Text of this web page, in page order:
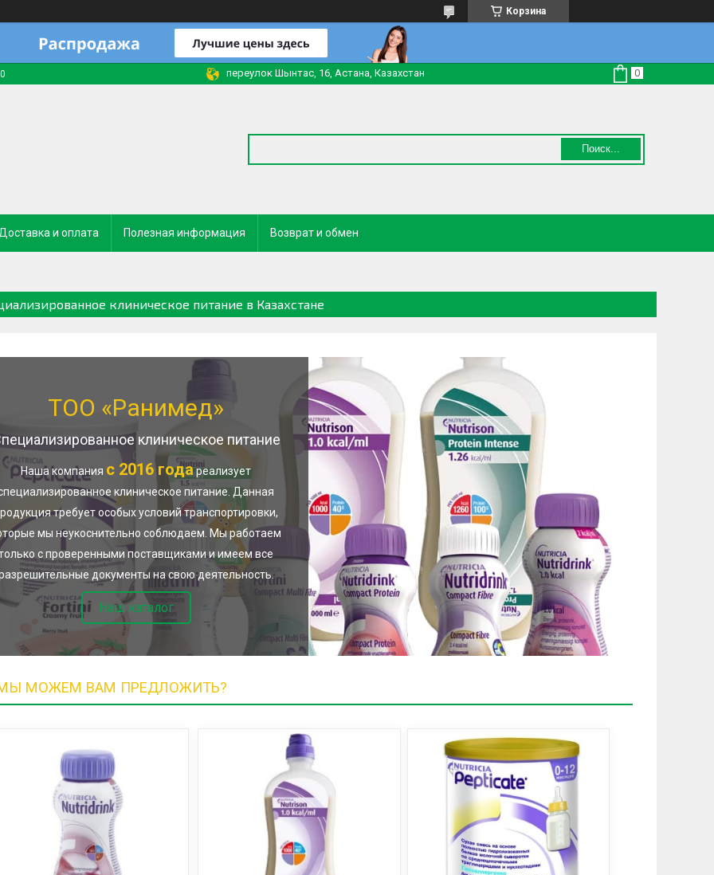
Корзина
переулок Шынтас, 16, Астана, Казахстан
Поиск...
Доставка и оплата Полезная информация Возврат и обмен
клиническое питание в Казахстане
ТОО «Ранимед»
клиническое питание
Наша компания с 2016 годареализует
клиническое питание. Данная
требует особых условий транспортировки,
мы неукоснительно соблюдаем. Мы работаем
с проверенными поставщиками и имеем все
документы на свою деятельность.
Наш каталог
МОЖЕМ ВАМ ПРЕДЛОЖИТЬ?